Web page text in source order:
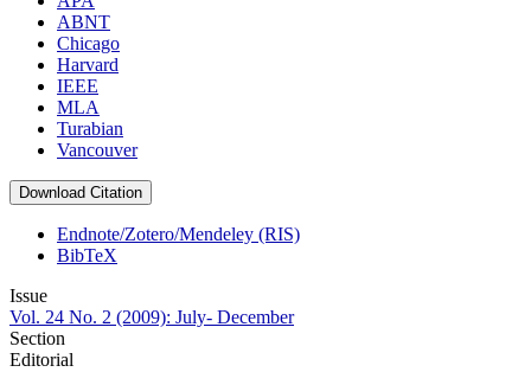
ABNT
Chicago
Harvard
IEEE
MLA
Turabian
Vancouver
Download Citation
Endnote/Zotero/Mendeley (RIS)
BibTeX
Issue
Vol. 24 No. 2 (2009): July- December
Section
Editorial